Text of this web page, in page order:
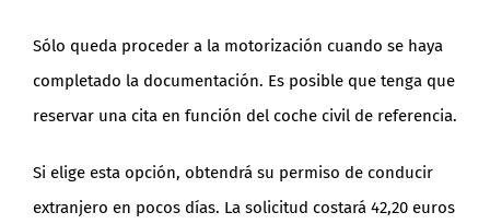
Sólo queda proceder a la motorización cuando se haya
completado la documentación. Es posible que tenga que
reservar una cita en función del coche civil de referencia.
Si elige esta opción, obtendrá su permiso de conducir
extranjero en pocos días. La solicitud costará 42,20 euros